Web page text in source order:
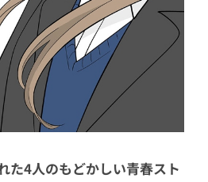
た4人のもどかしい青春スト